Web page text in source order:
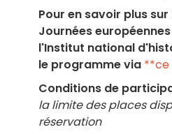
Pour en savoir plus
Journées
l'Institut national
le programme via **ce
Conditions de
la limite des places
réservation